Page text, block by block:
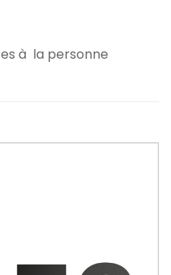
à la personne